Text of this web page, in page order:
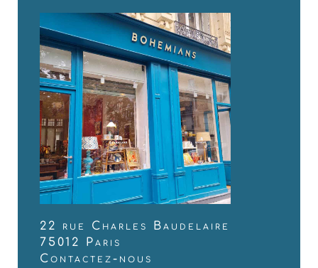
22 rue Charles Baudelaire
75012 Paris
Contactez-nous